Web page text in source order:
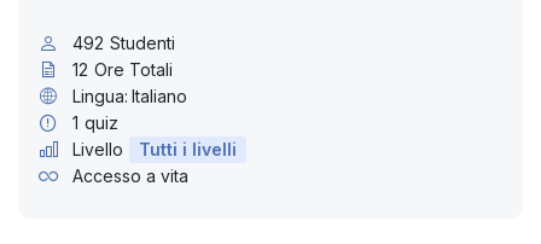
492 Studenti
12 Ore Totali
Lingua: Italiano
1 quiz
Livello
Tutti i livelli
Accesso a vita